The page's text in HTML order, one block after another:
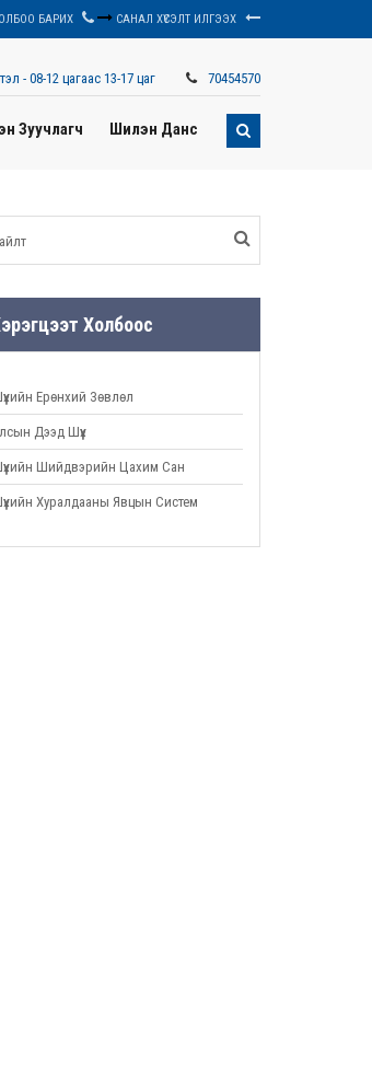
БАРИХ САНАЛ ХҮСЭЛТ ИЛГЭЭХ
- 08-12 цагаас 13-17 цаг 70454570
Зуучлагч Шилэн Данс
Холбоос
Ерөнхий Зөвлөл
Дээд Шүүх
Шийдвэрийн Цахим Сан
Хуралдааны Явцын Систем